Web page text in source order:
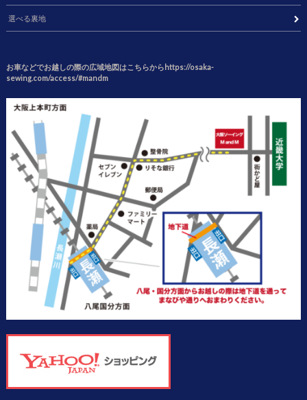
選べる裏地
お車などでお越しの際の広域地図はこちらからhttps://osaka-
sewing.com/access/#mandm